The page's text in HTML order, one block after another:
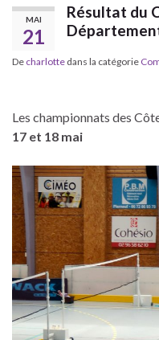
MAI
21
Résultat du
De charlotte dans la catégorie
Les championnats des
17 et 18 mai